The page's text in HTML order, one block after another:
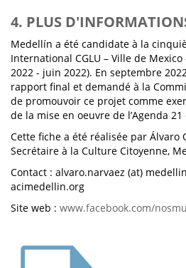
4. PLUS
Medellín a été candidate à la
International CGLU – Ville de
2022 - juin 2022). En septembre
rapport final et demandé à la
de promouvoir ce projet comme
de la mise en oeuvre de l’Agenda
Cette fiche a été réalisée par Álvaro
Secrétaire à la Culture Citoyenne,
Contact : alvaro.narvaez (at)
acimedellin.org
Site web : www.facebook.com/